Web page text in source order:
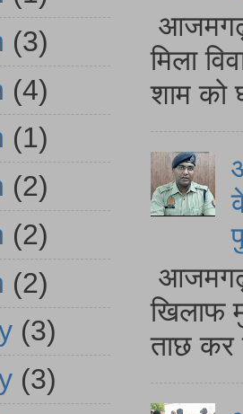
आजमगढ़
मिला
शाम को
आजमगढ़
खिलाफ
ताछ कर
(3)
(4)
(1)
(2)
(2)
(2)
(3)
(3)